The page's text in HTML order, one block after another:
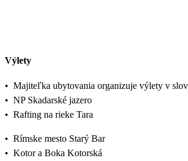
Výlety
• Majiteľka ubytovania organizuje výlety v
• NP Skadarské jazero
• Rafting na rieke Tara
• Rímske mesto Starý Bar
• Kotor a Boka Kotorská